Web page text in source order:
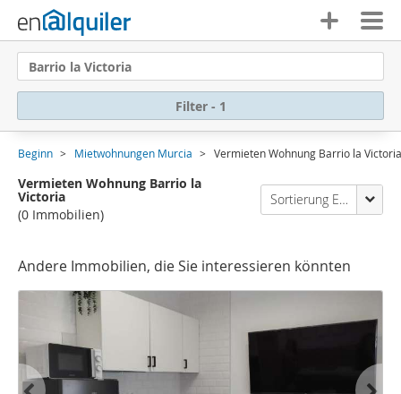
Barrio la Victoria
Filter - 1
Beginn Mietwohnungen Murcia Vermieten Wohnung Barrio la Victoria
Vermieten Wohnung Barrio la
Victoria
(0 Immobilien)
Sortierung Enalquiler
Andere Immobilien, die Sie interessieren könnten